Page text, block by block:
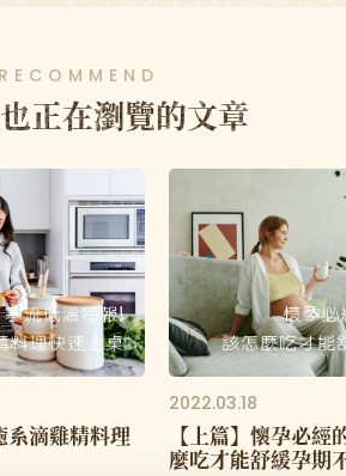
RECOMMEND
正在瀏覽的文章
滴雞精料理
2022.03.18
【上篇】懷孕必
麼吃才能舒緩孕期